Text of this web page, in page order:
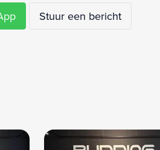
met correctie
wisserbladen verwarmbaar
Stuur een bericht